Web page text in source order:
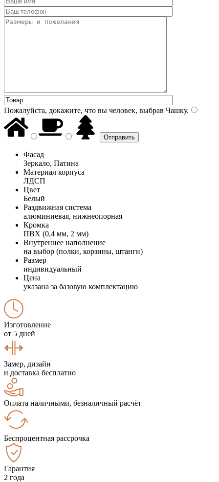
Пожалуйста, докажите, что вы человек, выбрав Чашку.
Фасад
Зеркало, Патина
Материал корпуса
ЛДСП
Цвет
Белый
Раздвижная система
алюминиевая, нижнеопорная
Кромка
ПВХ (0,4 мм, 2 мм)
Внутреннее наполнение
на выбор (полки, корзины, штанги)
Размер
индивидуальный
Цена
указана за базовую комплектацию
Изготовление
от 5 дней
Замер, дизайн
и доставка бесплатно
Оплата наличными, безналичный расчёт
Беспроцентная рассрочка
Гарантия
2 года